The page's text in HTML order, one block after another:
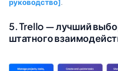
5. Trello — лучший
штатного